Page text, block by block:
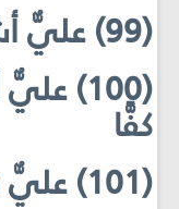
(99) عليٌّ أشجع الناس قلبًا
(100)
كفًّا
(101) عليٌّ قسيم الجنّة والنار